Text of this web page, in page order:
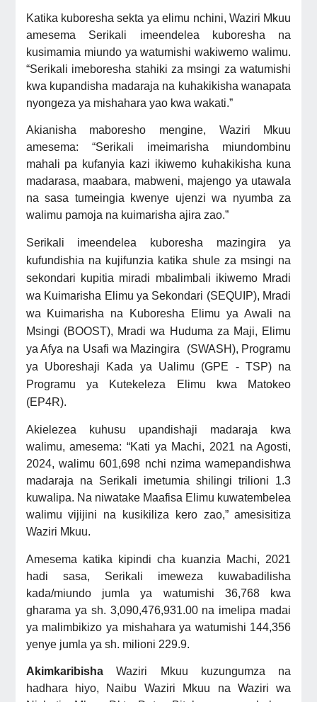
Katika kuboresha sekta ya elimu nchini, Waziri Mkuu
amesema Serikali imeendelea kuboresha na
kusimamia miundo ya watumishi wakiwemo walimu.
“Serikali imeboresha stahiki za msingi za watumishi
kwa kupandisha madaraja na kuhakikisha wanapata
nyongeza ya mishahara yao kwa wakati.”
Akianisha maboresho mengine, Waziri Mkuu
amesema: “Serikali imeimarisha miundombinu
mahali pa kufanyia kazi ikiwemo kuhakikisha kuna
madarasa, maabara, mabweni, majengo ya utawala
na sasa tumeingia kwenye ujenzi wa nyumba za
walimu pamoja na kuimarisha ajira zao.”
Serikali imeendelea kuboresha mazingira ya
kufundishia na kujifunzia katika shule za msingi na
sekondari kupitia miradi mbalimbali ikiwemo Mradi
wa Kuimarisha Elimu ya Sekondari (SEQUIP), Mradi
wa Kuimarisha na Kuboresha Elimu ya Awali na
Msingi (BOOST), Mradi wa Huduma za Maji, Elimu
ya Afya na Usafi wa Mazingira (SWASH), Programu
ya Uboreshaji Kada ya Ualimu (GPE - TSP) na
Programu ya Kutekeleza Elimu kwa Matokeo
(EP4R).
Akielezea kuhusu upandishaji madaraja kwa
walimu, amesema: “Kati ya Machi, 2021 na Agosti,
2024, walimu 601,698 nchi nzima wamepandishwa
madaraja na Serikali imetumia shilingi trilioni 1.3
kuwalipa. Na niwatake Maafisa Elimu kuwatembelea
walimu vijijini na kusikiliza kero zao,” amesisitiza
Waziri Mkuu.
Amesema katika kipindi cha kuanzia Machi, 2021
hadi sasa, Serikali imeweza kuwabadilisha
kada/miundo jumla ya watumishi 36,768 kwa
gharama ya sh. 3,090,476,931.00 na imelipa madai
ya malimbikizo ya mishahara ya watumishi 144,356
yenye jumla ya sh. milioni 229.9.
AkimkaribishaWaziri Mkuu kuzungumza na
hadhara hiyo, Naibu Waziri Mkuu na Waziri wa